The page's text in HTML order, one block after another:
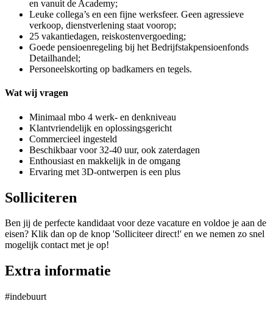
en vanuit de Academy;
Leuke collega’s en een fijne werksfeer. Geen agressieve
verkoop, dienstverlening staat voorop;
25 vakantiedagen, reiskostenvergoeding;
Goede pensioenregeling bij het Bedrijfstakpensioenfonds
Detailhandel;
Personeelskorting op badkamers en tegels.
Wat wij vragen
Minimaal mbo 4 werk- en denkniveau
Klantvriendelijk en oplossingsgericht
Commercieel ingesteld
Beschikbaar voor 32-40 uur, ook zaterdagen
Enthousiast en makkelijk in de omgang
Ervaring met 3D-ontwerpen is een plus
Solliciteren
Ben jij de perfecte kandidaat voor deze vacature en voldoe je aan de
eisen? Klik dan op de knop 'Solliciteer direct!' en we nemen zo snel
mogelijk contact met je op!
Extra informatie
#indebuurt